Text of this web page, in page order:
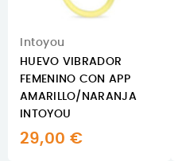
Intoyou
HUEVO VIBRADOR
FEMENINO CON APP
AMARILLO/NARANJA
INTOYOU
29,00 €